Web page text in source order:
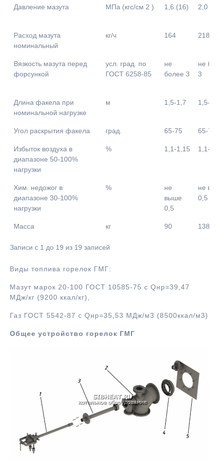
Давление мазута МПа (кгс/см 2 ) 1,6 (16) 2,0
Расход мазута
номинальный
кг/ч 164 218
Вязкость мазута перед
форсункой
усл. град. по
ГОСТ 6258-85
не
более 3
не
3
Длина факела при
номинальной нагрузке
м 1,5-1,7 1,5-
Угол раскрытия факела град. 65-75 65-75
Избыток воздуха в
диапазоне 50-100%
нагрузки
% 1,1-1,15 1,1-
Хим. недожог в
диапазоне 30-100%
нагрузки
%
не
выше
0,5
не
0,5
Масса кг 90 138
Записи с 1 до 19 из 19 записей
Виды топлива горелок ГМГ:
Мазут марок 20-100 ГОСТ 10585-75 с Qнр=39,47
МДж/кг (9200 ккал/кг),
Газ ГОСТ 5542-87 с Qнр=35,53 МДж/м3 (8500ккал/м3)
Общее устройство горелок ГМГ